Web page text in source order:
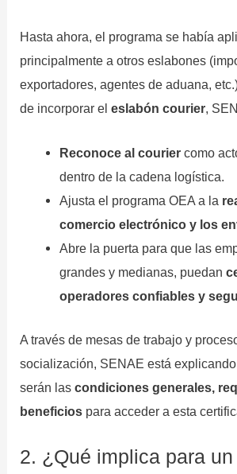
Hasta ahora, el programa se había
principalmente a otros eslabones
exportadores, agentes de aduana,
de incorporar eleslabón courier,
Reconoce al couriercomo
dentro de la cadena logística.
Ajusta el programa OEA a la
comercio electrónico y los
Abre la puerta para que las
grandes y medianas, puedan
operadores confiables y
A través de mesas de trabajo y
socialización, SENAE está
serán lascondiciones generales,
beneficios para acceder a esta
2. ¿Qué implica para